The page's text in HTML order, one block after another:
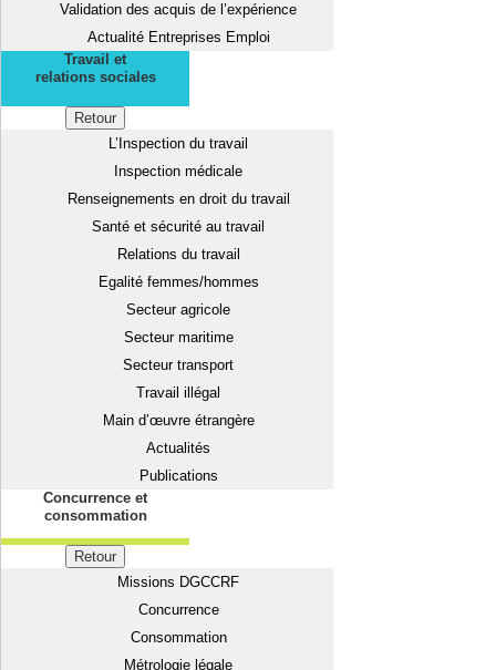
Validation des acquis de l’expérience
Actualité Entreprises Emploi
Travail et
relations sociales
Retour
L’Inspection du travail
Inspection médicale
Renseignements en droit du travail
Santé et sécurité au travail
Relations du travail
Egalité femmes/hommes
Secteur agricole
Secteur maritime
Secteur transport
Travail illégal
Main d’œuvre étrangère
Actualités
Publications
Concurrence et
consommation
Retour
Missions DGCCRF
Concurrence
Consommation
Métrologie légale